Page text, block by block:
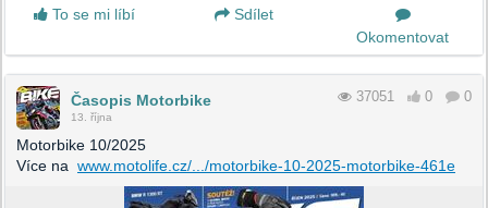
To se mi líbí
Sdílet
Okomentovat
Časopis Motorbike
13. října
37051 0 0
Motorbike 10/2025
Více na www.motolife.cz/.../motorbike-10-2025-motorbike-461e